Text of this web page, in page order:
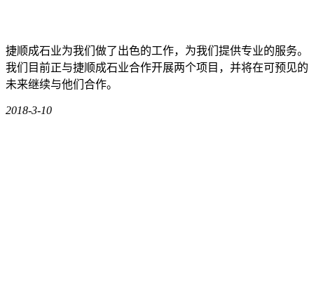
捷顺成石业为我们做了出色的工作，为我们提供专业的服务。
我们目前正与捷顺成石业合作开展两个项目，并将在可预见的
未来继续与他们合作。
2018-3-10